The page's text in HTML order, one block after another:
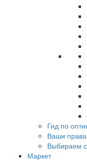
Гид по
Ваши права
Выбираем
Маркет